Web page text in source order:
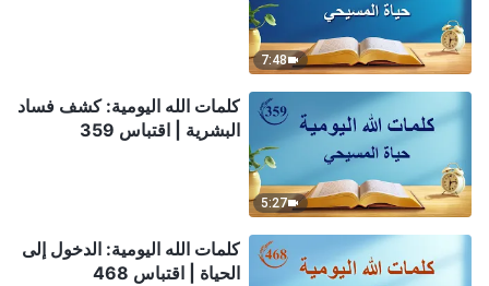
7:48
5:27
كلمات الله اليومية: كشف فساد
البشرية | اقتباس 359
كلمات الله اليومية: الدخول إلى
الحياة | اقتباس 468